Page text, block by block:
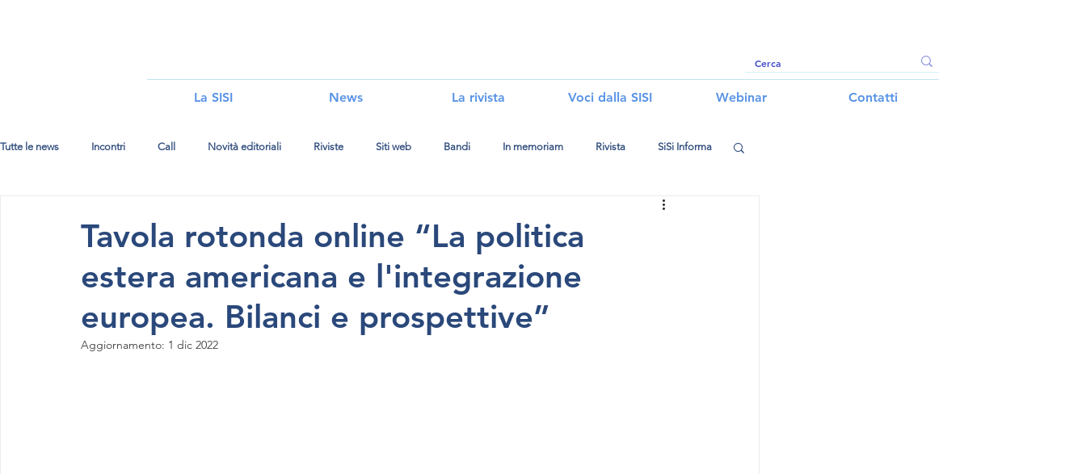
i i
La SISI News La rivista Voci dalla SISI Webinar Contatti
Tutte le news Incontri Call Novità editoriali Riviste Siti web Bandi In memoriam Rivista SiSi Informa
Tavola rotonda online “La politica
estera americana e l'integrazione
europea. Bilanci e prospettive”
Aggiornamento: 1 dic 2022